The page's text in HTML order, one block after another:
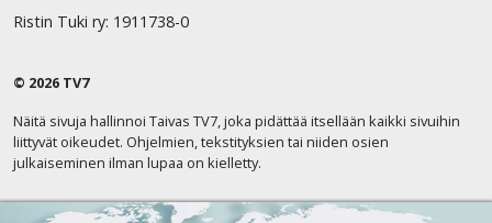
Ristin Tuki ry: 1911738-0
© 2026 TV7
Näitä sivuja hallinnoi Taivas TV7, joka pidättää itsellään kaikki sivuihin
liittyvät oikeudet. Ohjelmien, tekstityksien tai niiden osien
julkaiseminen ilman lupaa on kielletty.